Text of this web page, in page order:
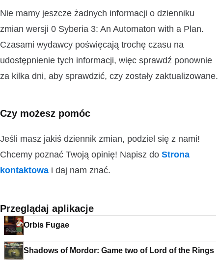
Nie mamy jeszcze żadnych informacji o dzienniku
zmian wersji 0 Syberia 3: An Automaton with a Plan.
Czasami wydawcy poświęcają trochę czasu na
udostępnienie tych informacji, więc sprawdź ponownie
za kilka dni, aby sprawdzić, czy zostały zaktualizowane.
Czy możesz pomóc
Jeśli masz jakiś dziennik zmian, podziel się z nami!
Chcemy poznać Twoją opinię! Napisz do Strona
kontaktowa i daj nam znać.
Przeglądaj aplikacje
Orbis Fugae
Shadows of Mordor: Game two of Lord of the Rings